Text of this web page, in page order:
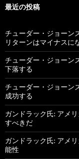
最近の投稿
チューダー・ジョーン
リターンはマイナスに
チューダー・ジョーン
下落する
チューダー・ジョーン
成功する
ガンドラック氏: アメ
すべきだ
ガンドラック氏: アメ
能性